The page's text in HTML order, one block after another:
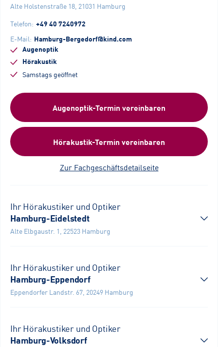
Alte Holstenstraße 18, 21031 Hamburg
Telefon: +49 40 7240972
E-Mail: Hamburg-Bergedorf@kind.com
Augenoptik
Hörakustik
Samstags geöffnet
Augenoptik-Termin vereinbaren
Hörakustik-Termin vereinbaren
Zur Fachgeschäftsdetailseite
Ihr Hörakustiker und Optiker
Hamburg-Eidelstedt
Alte Elbgaustr. 1, 22523 Hamburg
Ihr Hörakustiker und Optiker
Hamburg-Eppendorf
Eppendorfer Landstr. 67, 20249 Hamburg
Ihr Hörakustiker und Optiker
Hamburg-Volksdorf